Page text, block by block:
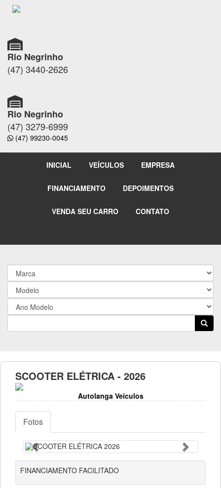
Rio Negrinho
(47) 3440-2626
Rio Negrinho
(47) 3279-6999
(47) 99230-0045
INICIAL VEÍCULOS EMPRESA
FINANCIAMENTO DEPOIMENTOS
VENDA SEU CARRO CONTATO
SCOOTER ELÉTRICA - 2026
Autolanga Veículos
Fotos
Anterior Próximo
FINANCIAMENTO FACILITADO